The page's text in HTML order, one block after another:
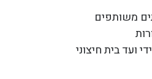
משותפים
ועד בית חיצוני